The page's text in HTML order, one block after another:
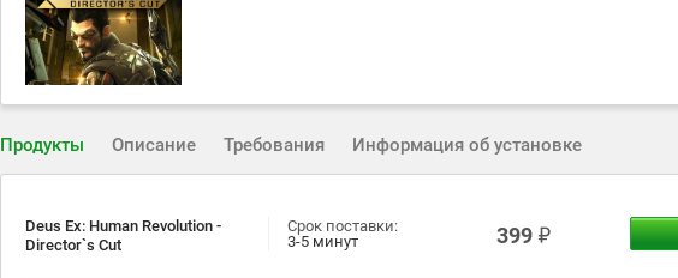
Продукты Описание Требования Информация об установке
Deus Ex: Human Revolution -
Director`s Cut
Срок поставки:
3-5 минут
399